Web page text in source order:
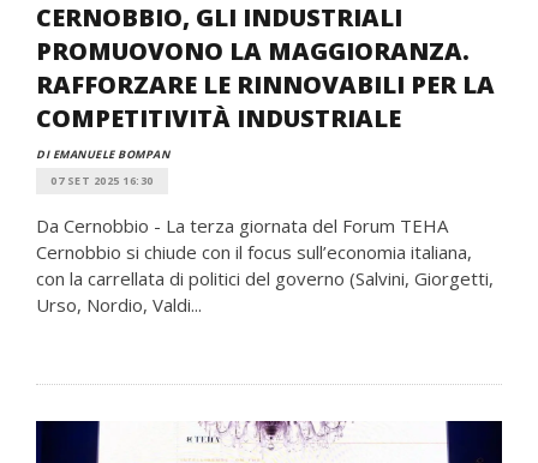
CERNOBBIO, GLI INDUSTRIALI
PROMUOVONO LA MAGGIORANZA.
RAFFORZARE LE RINNOVABILI PER LA
COMPETITIVITÀ INDUSTRIALE
DI EMANUELE BOMPAN
07 SET 2025 16:30
Da Cernobbio - La terza giornata del Forum TEHA
Cernobbio si chiude con il focus sull’economia italiana,
con la carrellata di politici del governo (Salvini, Giorgetti,
Urso, Nordio, Valdi...